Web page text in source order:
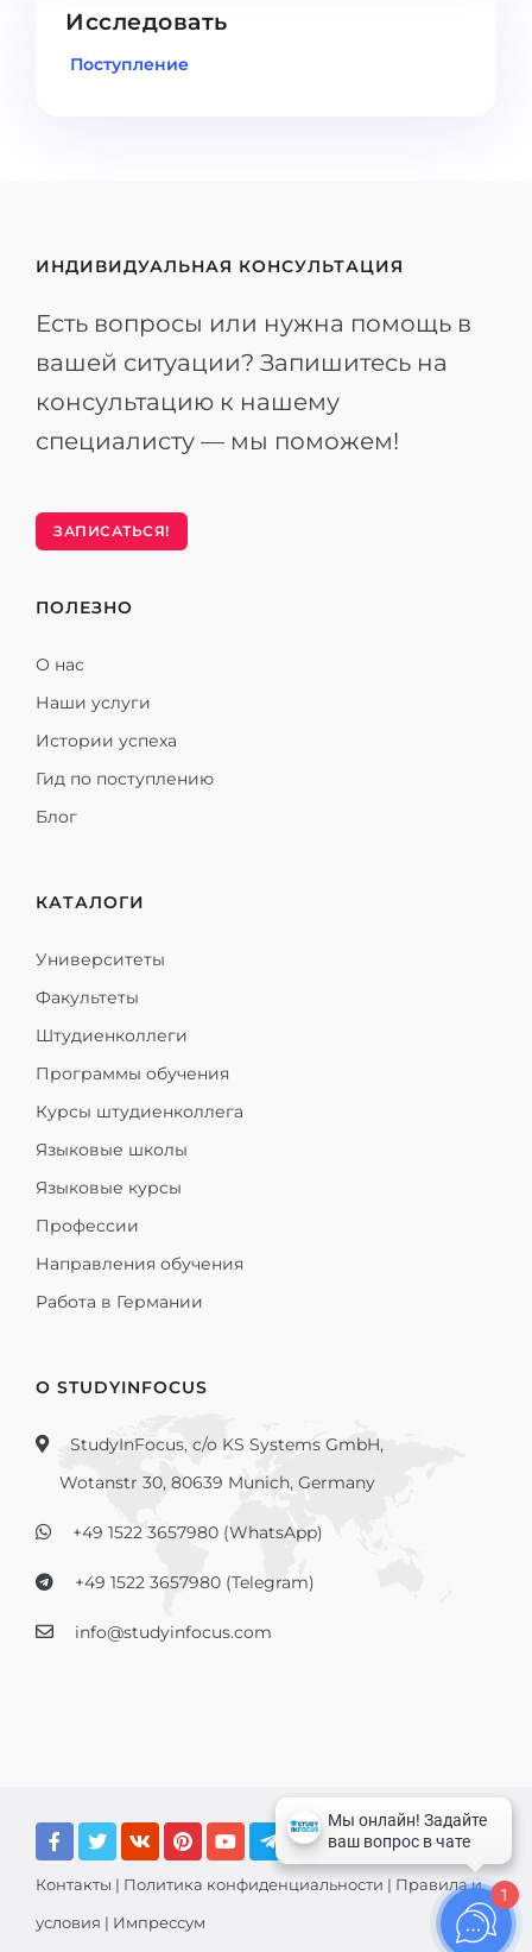
Исследовать
Поступление
ИНДИВИДУАЛЬНАЯ КОНСУЛЬТАЦИЯ
Есть вопросы или нужна помощь в
вашей ситуации? Запишитесь на
консультацию к нашему
специалисту — мы поможем!
ЗАПИСАТЬСЯ!
ПОЛЕЗНО
О нас
Наши услуги
Истории успеха
Гид по поступлению
Блог
КАТАЛОГИ
Университеты
Факультеты
Штудиенколлеги
Программы обучения
Курсы штудиенколлега
Языковые школы
Языковые курсы
Профессии
Направления обучения
Работа в Германии
О STUDYINFOCUS
StudyInFocus, c/o KS Systems GmbH,
Wotanstr 30, 80639 Munich, Germany
+49 1522 3657980 (WhatsApp)
+49 1522 3657980 (Telegram)
info@studyinfocus.com
Контакты | Политика конфиденциальности | Правила и
условия | Импрессум
1